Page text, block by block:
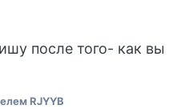
после того- как вы
RJYYB